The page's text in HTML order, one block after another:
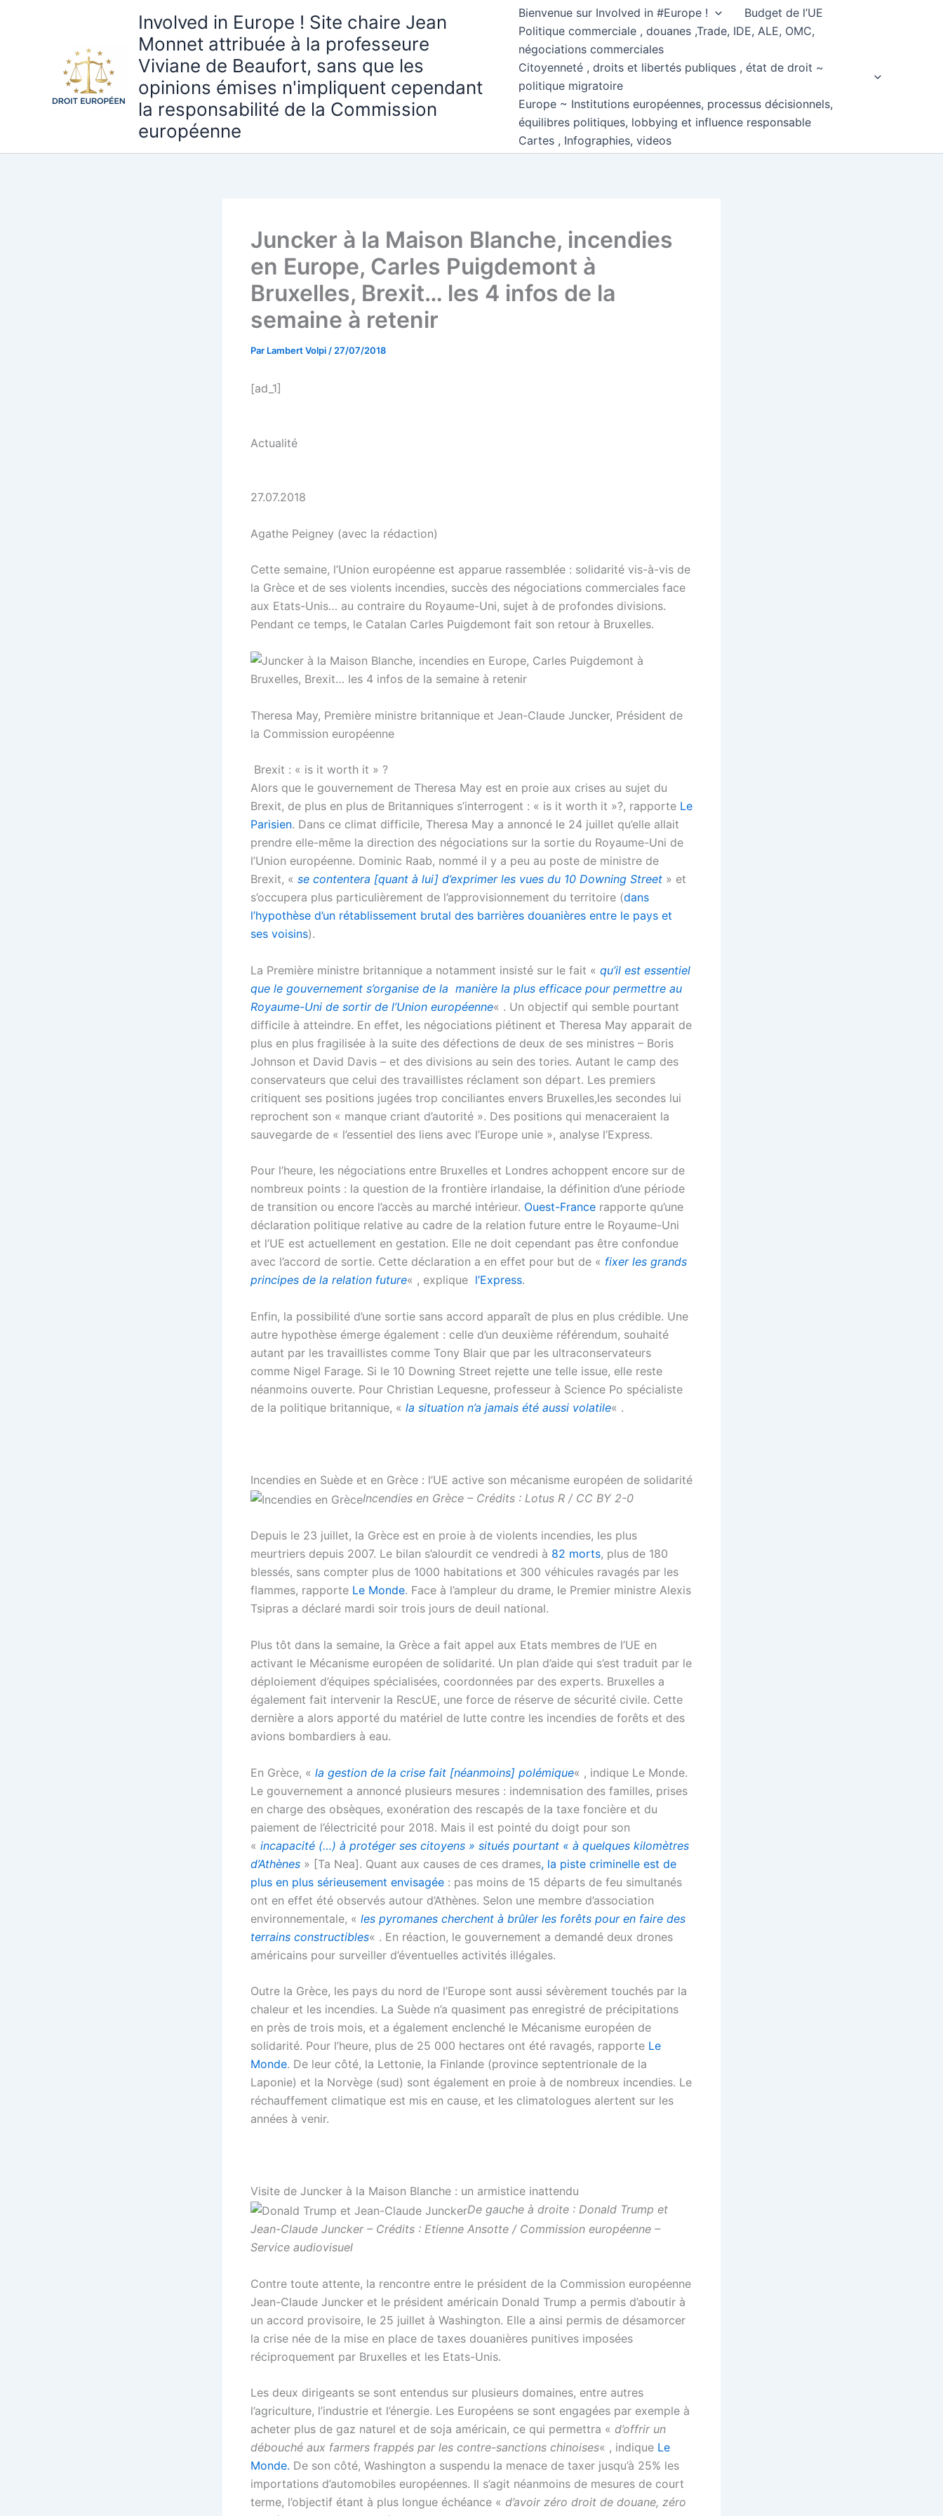
Involved in Europe ! Site chaire Jean
Monnet attribuée à la professeure
Viviane de Beaufort, sans que les
opinions émises n'impliquent cependant
la responsabilité de la Commission
européenne
Bienvenue sur Involved in #Europe !
Budget de l’UE
Politique commerciale , douanes ,Trade, IDE, ALE, OMC,
négociations commerciales
Citoyenneté , droits et libertés publiques , état de droit ~
politique migratoire
Europe ~ Institutions européennes, processus décisionnels,
équilibres politiques, lobbying et influence responsable
Cartes , Infographies, videos
Juncker à la Maison Blanche, incendies
en Europe, Carles Puigdemont à
Bruxelles, Brexit… les 4 infos de la
semaine à retenir
Par Lambert Volpi / 27/07/2018
[ad_1]
Actualité
27.07.2018
Agathe Peigney (avec la rédaction)
Cette semaine, l’Union européenne est apparue rassemblée : solidarité vis-à-vis de
la Grèce et de ses violents incendies, succès des négociations commerciales face
aux Etats-Unis… au contraire du Royaume-Uni, sujet à de profondes divisions.
Pendant ce temps, le Catalan Carles Puigdemont fait son retour à Bruxelles.
Theresa May, Première ministre britannique et Jean-Claude Juncker, Président de
la Commission européenne
Brexit : « is it worth it » ?
Alors que le gouvernement de Theresa May est en proie aux crises au sujet du
Brexit, de plus en plus de Britanniques s’interrogent : « is it worth it »?, rapporte Le
Parisien. Dans ce climat difficile, Theresa May a annoncé le 24 juillet qu’elle allait
prendre elle-même la direction des négociations sur la sortie du Royaume-Uni de
l’Union européenne. Dominic Raab, nommé il y a peu au poste de ministre de
Brexit, « se contentera [quant à lui] d’exprimer les vues du 10 Downing Street » et
s’occupera plus particulièrement de l’approvisionnement du territoire (dans
l’hypothèse d’un rétablissement brutal des barrières douanières entre le pays et
ses voisins).
La Première ministre britannique a notamment insisté sur le fait « qu’il est essentiel
que le gouvernement s’organise de la manière la plus efficace pour permettre au
Royaume-Uni de sortir de l’Union européenne« . Un objectif qui semble pourtant
difficile à atteindre. En effet, les négociations piétinent et Theresa May apparait de
plus en plus fragilisée à la suite des défections de deux de ses ministres – Boris
Johnson et David Davis – et des divisions au sein des tories. Autant le camp des
conservateurs que celui des travaillistes réclament son départ. Les premiers
critiquent ses positions jugées trop conciliantes envers Bruxelles,les secondes lui
reprochent son « manque criant d’autorité ». Des positions qui menaceraient la
sauvegarde de « l’essentiel des liens avec l’Europe unie », analyse l’Express.
Pour l’heure, les négociations entre Bruxelles et Londres achoppent encore sur de
nombreux points : la question de la frontière irlandaise, la définition d’une période
de transition ou encore l’accès au marché intérieur. Ouest-France rapporte qu’une
déclaration politique relative au cadre de la relation future entre le Royaume-Uni
et l’UE est actuellement en gestation. Elle ne doit cependant pas être confondue
avec l’accord de sortie. Cette déclaration a en effet pour but de « fixer les grands
principes de la relation future« , explique l’Express.
Enfin, la possibilité d’une sortie sans accord apparaît de plus en plus crédible. Une
autre hypothèse émerge également : celle d’un deuxième référendum, souhaité
autant par les travaillistes comme Tony Blair que par les ultraconservateurs
comme Nigel Farage. Si le 10 Downing Street rejette une telle issue, elle reste
néanmoins ouverte. Pour Christian Lequesne, professeur à Science Po spécialiste
de la politique britannique, « la situation n’a jamais été aussi volatile« .
Incendies en Suède et en Grèce : l’UE active son mécanisme européen de solidarité
Incendies en Grèce – Crédits : Lotus R / CC BY 2-0
Depuis le 23 juillet, la Grèce est en proie à de violents incendies, les plus
meurtriers depuis 2007. Le bilan s’alourdit ce vendredi à 82 morts, plus de 180
blessés, sans compter plus de 1000 habitations et 300 véhicules ravagés par les
flammes, rapporte Le Monde. Face à l’ampleur du drame, le Premier ministre Alexis
Tsipras a déclaré mardi soir trois jours de deuil national.
Plus tôt dans la semaine, la Grèce a fait appel aux Etats membres de l’UE en
activant le Mécanisme européen de solidarité. Un plan d’aide qui s’est traduit par le
déploiement d’équipes spécialisées, coordonnées par des experts. Bruxelles a
également fait intervenir la RescUE, une force de réserve de sécurité civile. Cette
dernière a alors apporté du matériel de lutte contre les incendies de forêts et des
avions bombardiers à eau.
En Grèce, « la gestion de la crise fait [néanmoins] polémique« , indique Le Monde.
Le gouvernement a annoncé plusieurs mesures : indemnisation des familles, prises
en charge des obsèques, exonération des rescapés de la taxe foncière et du
paiement de l’électricité pour 2018. Mais il est pointé du doigt pour son
« incapacité (…) à protéger ses citoyens » situés pourtant « à quelques kilomètres
d’Athènes » [Ta Nea]. Quant aux causes de ces drames, la piste criminelle est de
plus en plus sérieusement envisagée : pas moins de 15 départs de feu simultanés
ont en effet été observés autour d’Athènes. Selon une membre d’association
environnementale, « les pyromanes cherchent à brûler les forêts pour en faire des
terrains constructibles« . En réaction, le gouvernement a demandé deux drones
américains pour surveiller d’éventuelles activités illégales.
Outre la Grèce, les pays du nord de l’Europe sont aussi sévèrement touchés par la
chaleur et les incendies. La Suède n’a quasiment pas enregistré de précipitations
en près de trois mois, et a également enclenché le Mécanisme européen de
solidarité. Pour l’heure, plus de 25 000 hectares ont été ravagés, rapporte Le
Monde. De leur côté, la Lettonie, la Finlande (province septentrionale de la
Laponie) et la Norvège (sud) sont également en proie à de nombreux incendies. Le
réchauffement climatique est mis en cause, et les climatologues alertent sur les
années à venir.
Visite de Juncker à la Maison Blanche : un armistice inattendu
De gauche à droite : Donald Trump et
Jean-Claude Juncker – Crédits : Etienne Ansotte / Commission européenne –
Service audiovisuel
Contre toute attente, la rencontre entre le président de la Commission européenne
Jean-Claude Juncker et le président américain Donald Trump a permis d’aboutir à
un accord provisoire, le 25 juillet à Washington. Elle a ainsi permis de désamorcer
la crise née de la mise en place de taxes douanières punitives imposées
réciproquement par Bruxelles et les Etats-Unis.
Les deux dirigeants se sont entendus sur plusieurs domaines, entre autres
l’agriculture, l’industrie et l’énergie. Les Européens se sont engagées par exemple à
acheter plus de gaz naturel et de soja américain, ce qui permettra « d’offrir un
débouché aux farmers frappés par les contre-sanctions chinoises« , indique Le
Monde. De son côté, Washington a suspendu la menace de taxer jusqu’à 25% les
importations d’automobiles européennes. Il s’agit néanmoins de mesures de court
terme, l’objectif étant à plus longue échéance « d’avoir zéro droit de douane, zéro